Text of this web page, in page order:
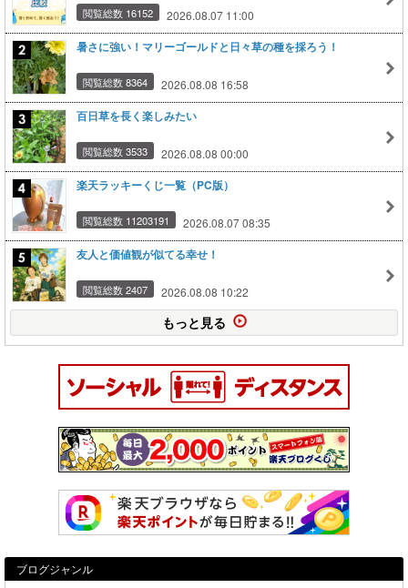
閲覧総数 16152 2026.08.07 11:00
暑さに強い！マリーゴールドと日々草の種を採ろう！
閲覧総数 8364 2026.08.08 16:58
百日草を長く楽しみたい
閲覧総数 3533 2026.08.08 00:00
楽天ラッキーくじ一覧（PC版）
閲覧総数 11203191 2026.08.07 08:35
友人と価値観が似てる幸せ！
閲覧総数 2407 2026.08.08 10:22
もっと見る
ブログジャンル